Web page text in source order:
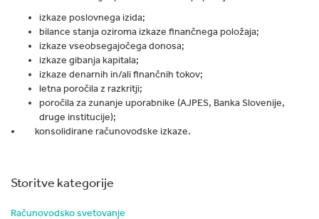
izkaze poslovnega izida;
bilance stanja oziroma izkaze finančnega položaja;
izkaze vseobsegajočega donosa;
izkaze gibanja kapitala;
izkaze denarnih in/ali finančnih tokov;
letna poročila z razkritji;
poročila za zunanje uporabnike (AJPES, Banka Slovenije,
druge institucije);
konsolidirane računovodske izkaze.
Storitve kategorije
Računovodsko svetovanje